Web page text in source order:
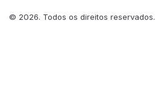
© 2026. Todos os direitos reservados.